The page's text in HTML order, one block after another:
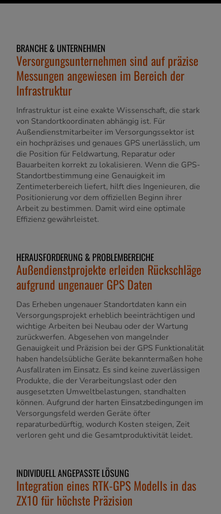
BRANCHE & UNTERNEHMEN
Versorgungsunternehmen sind auf präzise
Messungen angewiesen im Bereich der
Infrastruktur
Infrastruktur ist eine exakte Wissenschaft, die stark
von Standortkoordinaten abhängig ist. Für
Außendienstmitarbeiter im Versorgungssektor ist
ein hochpräzises und genaues GPS unerlässlich, um
die Position für Feldwartung, Reparatur oder
Bauarbeiten korrekt zu lokalisieren. Wenn die GPS-
Standortbestimmung eine Genauigkeit im
Zentimeterbereich liefert, hilft dies Ingenieuren, die
Positionierung vor dem offiziellen Beginn ihrer
Arbeit zu bestimmen. Damit wird eine optimale
Effizienz gewährleistet.
HERAUSFORDERUNG & PROBLEMBEREICHE
Außendienstprojekte erleiden Rückschläge
aufgrund ungenauer GPS Daten
Das Erheben ungenauer Standortdaten kann ein
Versorgungsprojekt erheblich beeinträchtigen und
wichtige Arbeiten bei Neubau oder der Wartung
zurückwerfen. Abgesehen von mangelnder
Genauigkeit und Präzision bei der GPS Funktionalität
haben handelsübliche Geräte bekanntermaßen hohe
Ausfallraten im Einsatz. Es sind keine zuverlässigen
Produkte, die der Verarbeitungslast oder den
ausgesetzten Umweltbelastungen, standhalten
können. Aufgrund der harten Einsatzbedingungen im
Versorgungsfeld werden Geräte öfter
reparaturbedürftig, wodurch Kosten steigen, Zeit
verloren geht und die Gesamtproduktivität leidet.
INDIVIDUELL ANGEPASSTE LÖSUNG
Integration eines RTK-GPS Modells in das
ZX10 für höchste Präzision